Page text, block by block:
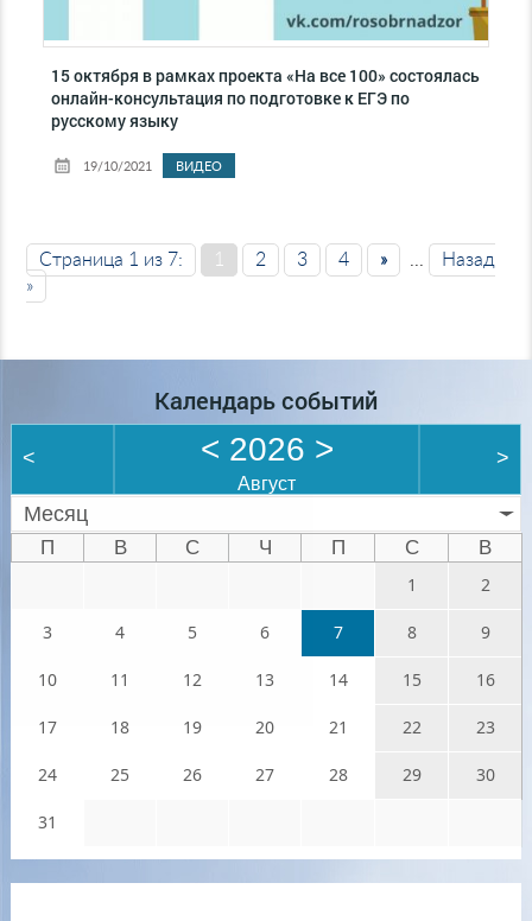
15 октября в рамках проекта «На все 100» состоялась
онлайн-консультация по подготовке к ЕГЭ по
русскому языку
19/10/2021 ВИДЕО
Страница 1 из 7: 1 2 3 4 » ...
Назад
»
Календарь событий
< < 2026 >
Август
>
Месяц
П В С Ч П С
В
1
2
3 4 5 6 7 8 9
10 11 12 13 14 15 16
17 18 19 20 21 22 23
24 25 26 27 28 29 30
31